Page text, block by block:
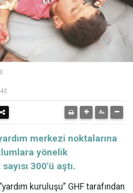
merkezi noktalarına
yönelik
300'ü aştı.
kuruluşu” GHF tarafından